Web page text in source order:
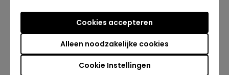
Cookie Instellingen
Alleen noodzakelijke cookies
Cookies accepteren
Downloaden